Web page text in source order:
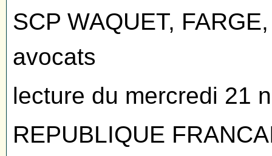
SCP WAQUET,
avocats
lecture du mercredi 21
REPUBLIQUE